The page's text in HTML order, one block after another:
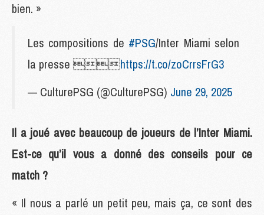
bien. »
Les compositions de #PSG/Inter Miami selon
la presse https://t.co/zoCrrsFrG3
— CulturePSG (@CulturePSG) June 29, 2025
Il a joué avec beaucoup de joueurs de l’Inter Miami.
Est-ce qu’il vous a donné des conseils pour ce
match ?
« Il nous a parlé un petit peu, mais ça, ce sont des